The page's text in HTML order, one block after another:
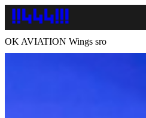
OK AVIATION Wings sro